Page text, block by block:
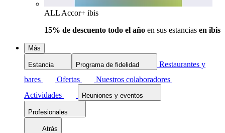
ALL Accor+ ibis
15% de descuento todo el año en sus estancias en ibis
Más
Estancia Programa de fidelidad
Restaurantes y
bares
Ofertas
Nuestros colaboradores
Actividades
Reuniones y eventos
Profesionales
Atrás